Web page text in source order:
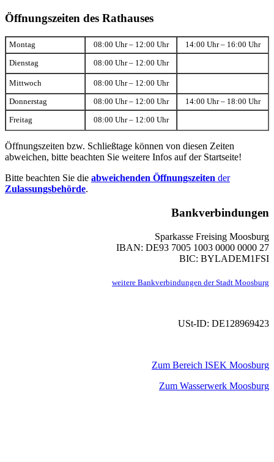
Öffnungszeiten des Rathauses
Montag 08:00 Uhr – 12:00 Uhr 14:00 Uhr – 16:00 Uhr
Dienstag 08:00 Uhr – 12:00 Uhr
Mittwoch 08:00 Uhr – 12:00 Uhr
Donnerstag 08:00 Uhr – 12:00 Uhr 14:00 Uhr – 18:00 Uhr
Freitag 08:00 Uhr – 12:00 Uhr
Öffnungszeiten bzw. Schließtage können von diesen Zeiten
abweichen, bitte beachten Sie weitere Infos auf der Startseite!
Bitte beachten Sie die abweichenden Öffnungszeiten der
Zulassungsbehörde.
Bankverbindungen
Sparkasse Freising Moosburg
IBAN: DE93 7005 1003 0000 0000 27
BIC: BYLADEM1FSI
weitere Bankverbindungen der Stadt Moosburg
USt-ID: DE128969423
Zum Bereich ISEK Moosburg
Zum Wasserwerk Moosburg